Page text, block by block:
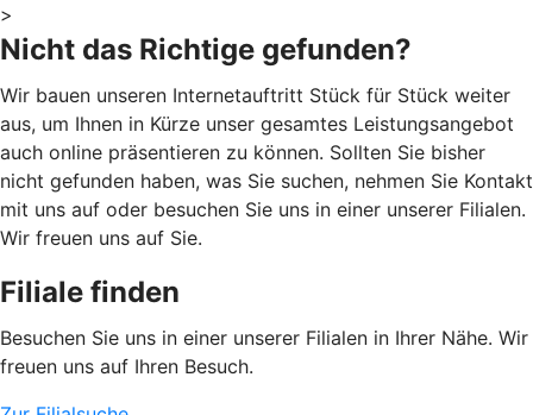
>
Nicht das Richtige gefunden?
Wir bauen unseren Internetauftritt Stück für Stück weiter
aus, um Ihnen in Kürze unser gesamtes Leistungsangebot
auch online präsentieren zu können. Sollten Sie bisher
nicht gefunden haben, was Sie suchen, nehmen Sie Kontakt
mit uns auf oder besuchen Sie uns in einer unserer Filialen.
Wir freuen uns auf Sie.
Filiale finden
Besuchen Sie uns in einer unserer Filialen in Ihrer Nähe. Wir
freuen uns auf Ihren Besuch.